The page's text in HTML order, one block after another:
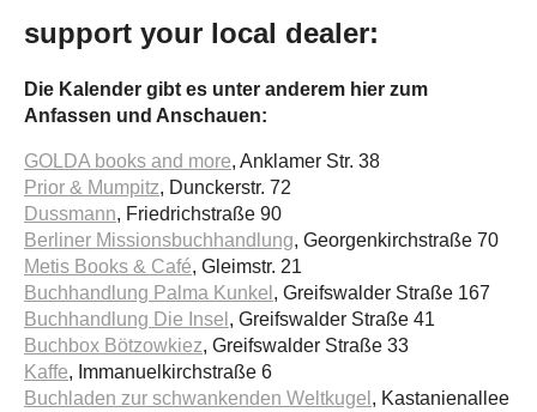
support your local dealer:
Die Kalender gibt es unter anderem hier zum
Anfassen und Anschauen:
GOLDA books and more, Anklamer Str. 38
Prior & Mumpitz, Dunckerstr. 72
Dussmann, Friedrichstraße 90
Berliner Missionsbuchhandlung, Georgenkirchstraße 70
Metis Books & Café, Gleimstr. 21
Buchhandlung Palma Kunkel , Greifswalder Straße 167
Buchhandlung Die Insel , Greifswalder Straße 41
Buchbox Bötzowkiez, Greifswalder Straße 33
Kaffe, Immanuelkirchstraße 6
Buchladen zur schwankenden Weltkugel , Kastanienallee